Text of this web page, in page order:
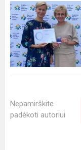
Nepamirškite
padėkoti autoriui